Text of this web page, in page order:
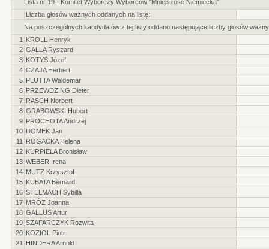
Lista nr 19 - Komitet Wyborczy Wyborców "Mniejszość Niemiecka"
Liczba głosów ważnych oddanych na listę:
Na poszczególnych kandydatów z tej listy oddano następujące liczby głosów
1
KROLL Henryk
2 GALLA Ryszard
3 KOTYŚ Józef
4 CZAJA Herbert
5 PLUTTA Waldemar
6 PRZEWDZING Dieter
7 RASCH Norbert
8 GRABOWSKI Hubert
9 PROCHOTA Andrzej
10 DOMEK Jan
11
ROGACKA Helena
12 KURPIELA Bronisław
13 WEBER Irena
14 MUTZ Krzysztof
15 KUBATA Bernard
16 STELMACH Sybilla
17 MRÓZ Joanna
18 GALLUS Artur
19 SZAFARCZYK Rozwita
20 KOZIOL Piotr
21
HINDERA Arnold